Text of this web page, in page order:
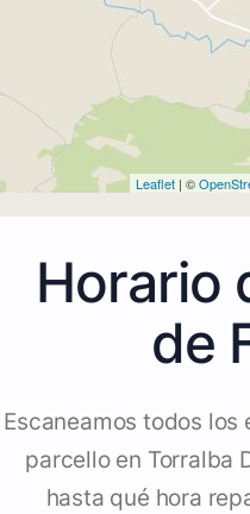
Leaflet | ©
Horario
de
Escaneamos todos
parcello en Torralba
hasta qué hora